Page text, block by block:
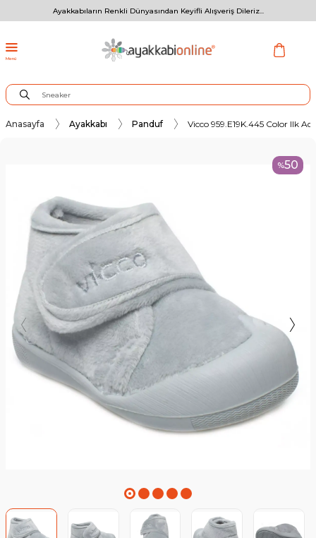
Ayakkabıların Renkli Dünyasından Keyifli Alışveriş Dileriz...
Menü
Anasayfa Ayakkabı Panduf Vicco 959.E19K.445 Color Ilk
%50